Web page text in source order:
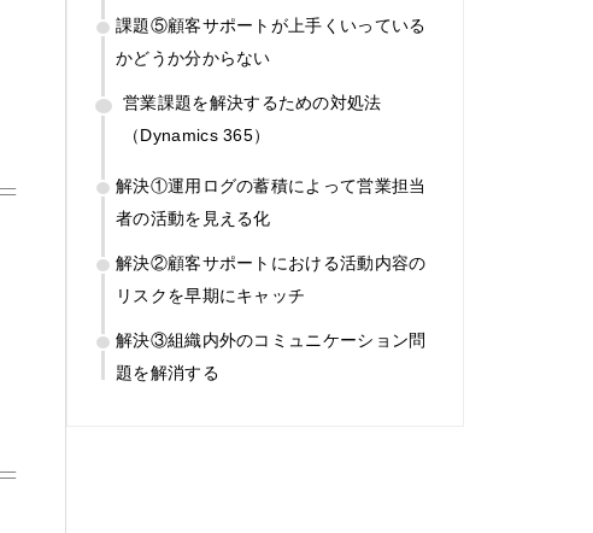
課題⑤顧客サポートが上手くいっている
かどうか分からない
営業課題を解決するための対処法
（Dynamics 365）
解決①運用ログの蓄積によって営業担当
者の活動を見える化
解決②顧客サポートにおける活動内容の
リスクを早期にキャッチ
解決③組織内外のコミュニケーション問
題を解消する